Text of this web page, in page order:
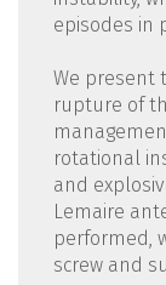
episodes in
We present
rupture of
rotational
and
Lemaire
performed,
screw and